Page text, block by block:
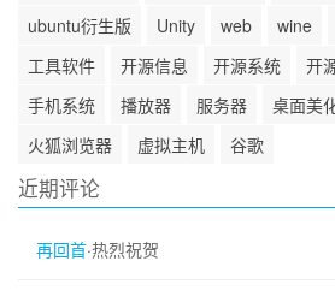
ubuntu衍生版
Unity web wine
工具软件
开源信息 开源系统 开
手机系统
播放器 服务器 桌面美
火狐浏览器
虚拟主机 谷歌
近期评论
再回首·热烈祝贺